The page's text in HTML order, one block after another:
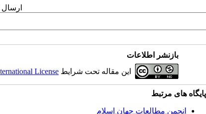
بازنشر اطلاعات
این مقاله تحت شرایط License
پایگاه های مرتبط
انجمن مطالعات جهان اسلام